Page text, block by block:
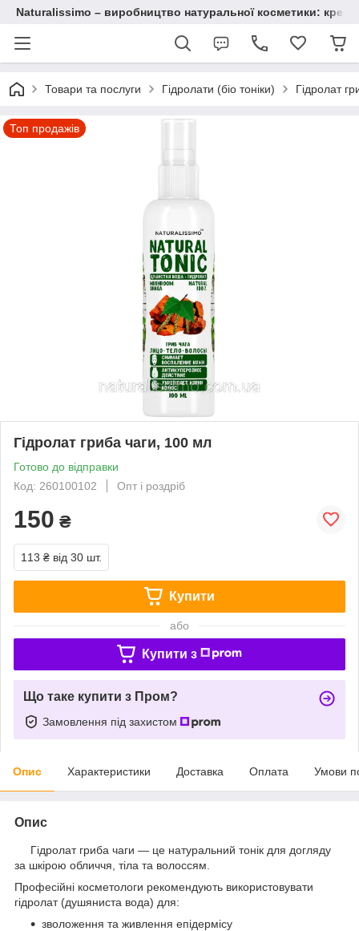
Naturalissimo – виробництво натуральної косметики:
Товари та послуги Гідролати (біо тоніки) Гідролат
Топ продажів
Гідролат гриба чаги, 100 мл
Готово до відправки
Код: 260100102
Опт і роздріб
150 ₴
113 ₴ від 30 шт.
Купити
або
Купити з
Що таке купити з Пром?
Замовлення під захистом
Опис Характеристики Доставка Оплата Умови
Опис
Гідролат гриба чаги — це натуральний тонік для догляду
за шкірою обличчя, тіла та волоссям.
Професійні косметологи рекомендують використовувати
гідролат (душяниста вода) для:
зволоження та живлення епідермісу